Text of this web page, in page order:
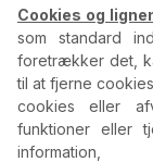
Cookies og
som standard
foretrækker det,
til at fjerne
cookies eller
funktioner eller